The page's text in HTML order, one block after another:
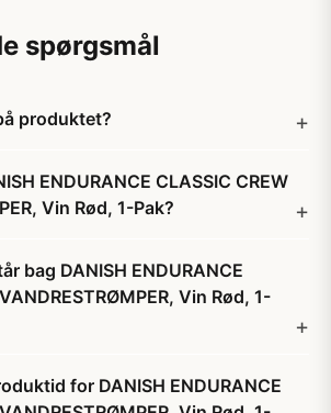
spørgsmål
produktet?
ENDURANCE CLASSIC CREW
Vin Rød, 1-Pak?
bag DANISH ENDURANCE
Vin Rød, 1-
for DANISH ENDURANCE